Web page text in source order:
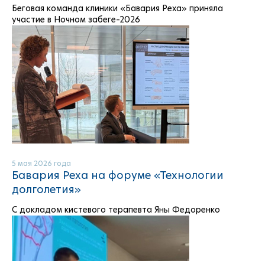
Беговая команда клиники «Бавария Реха» приняла
участие в Ночном забеге–2026
5 мая 2026 года
Бавария Реха на форуме «Технологии
долголетия»
С докладом кистевого терапевта Яны Федоренко